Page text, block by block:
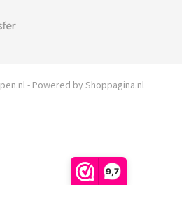
9,7
- Powered by Shoppagina.nl